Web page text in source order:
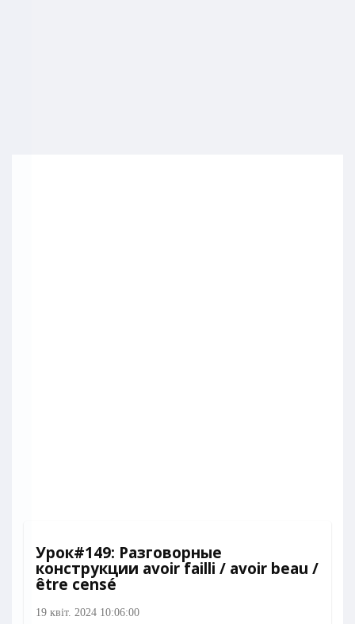
Урок#149: Разговорные
конструкции avoir failli / avoir beau /
être censé
19 квіт. 2024 10:06:00